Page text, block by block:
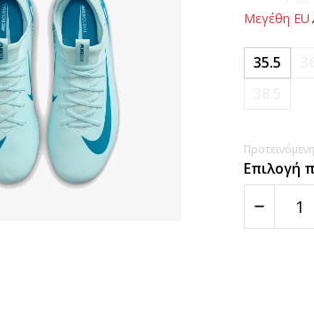
Μεγέθη EU
35.5
Επιλογή